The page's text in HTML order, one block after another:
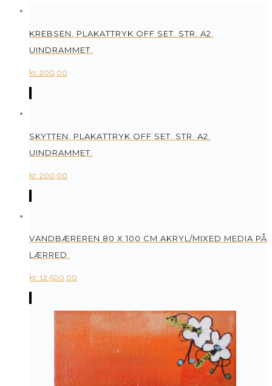
KREBSEN. PLAKATTRYK OFF SET. STR. A2.
UINDRAMMET.
kr. 200,00
SKYTTEN. PLAKATTRYK OFF SET. STR. A2.
UINDRAMMET.
kr. 200,00
VANDBÆREREN 80 X 100 CM AKRYL/MIXED MEDIA PÅ
LÆRRED.
kr. 12.500,00